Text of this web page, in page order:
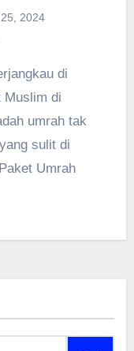
2024
Muslim di
umrah tak
sulit di
Umrah